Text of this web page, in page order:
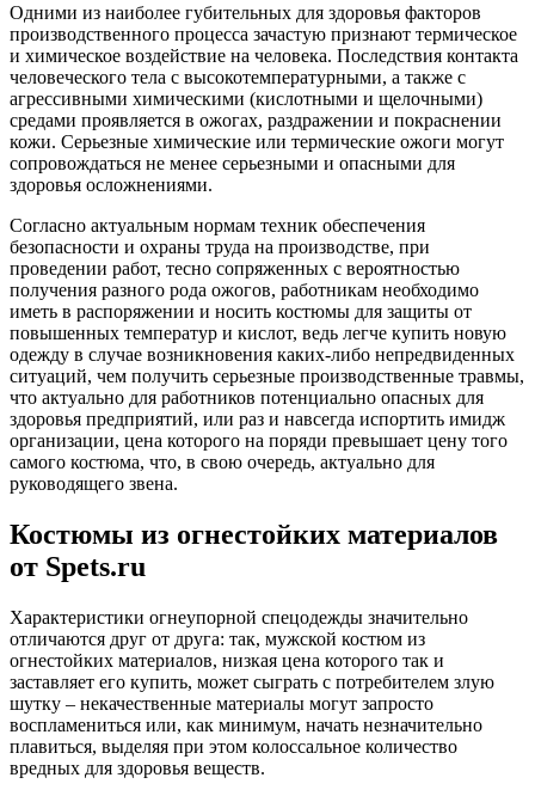
Одними из наиболее губительных для здоровья факторов
производственного процесса зачастую признают термическое
и химическое воздействие на человека. Последствия контакта
человеческого тела с высокотемпературными, а также с
агрессивными химическими (кислотными и щелочными)
средами проявляется в ожогах, раздражении и покраснении
кожи. Серьезные химические или термические ожоги могут
сопровождаться не менее серьезными и опасными для
здоровья осложнениями.
Согласно актуальным нормам техник обеспечения
безопасности и охраны труда на производстве, при
проведении работ, тесно сопряженных с вероятностью
получения разного рода ожогов, работникам необходимо
иметь в распоряжении и носить костюмы для защиты от
повышенных температур и кислот, ведь легче купить новую
одежду в случае возникновения каких-либо непредвиденных
ситуаций, чем получить серьезные производственные травмы,
что актуально для работников потенциально опасных для
здоровья предприятий, или раз и навсегда испортить имидж
организации, цена которого на поряди превышает цену того
самого костюма, что, в свою очередь, актуально для
руководящего звена.
Костюмы из огнестойких материалов
от Spets.ru
Характеристики огнеупорной спецодежды значительно
отличаются друг от друга: так, мужской костюм из
огнестойких материалов, низкая цена которого так и
заставляет его купить, может сыграть с потребителем злую
шутку – некачественные материалы могут запросто
воспламениться или, как минимум, начать незначительно
плавиться, выделяя при этом колоссальное количество
вредных для здоровья веществ.